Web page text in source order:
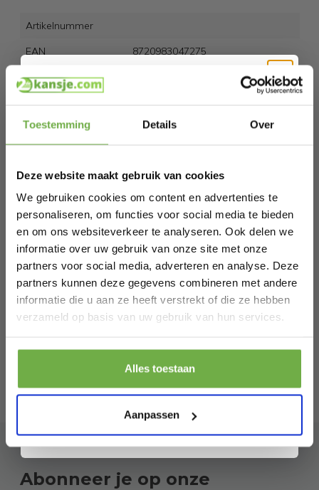
Toestemming Details Over
Deze website maakt gebruik van cookies
We gebruiken cookies om content en advertenties te
personaliseren, om functies voor social media te bieden
en om ons websiteverkeer te analyseren. Ook delen we
informatie over uw gebruik van onze site met onze
partners voor social media, adverteren en analyse. Deze
partners kunnen deze gegevens combineren met andere
informatie die u aan ze heeft verstrekt of die ze hebben
verzameld op basis van uw gebruik van hun services.
Alles toestaan
Aanpassen
Artikelnummer
EAN
8720983047275
SKU
Gerelateerde producten
Mica Decorations Seatle Bijzettafel voor
Buiten - H58 x Ø38 cm - Metaal - Zwart
Prijs op bol.com
€ 30,95
Abonneer je op onze
Schrijf je in en ontvang
Bij 2dekansje.com profiteer je van
kortingen tot wel 70%.
Laat ons weten wanneer je jarig bent
Pak € 5,- korting
. Je kunt je op elk moment weer afmelden.